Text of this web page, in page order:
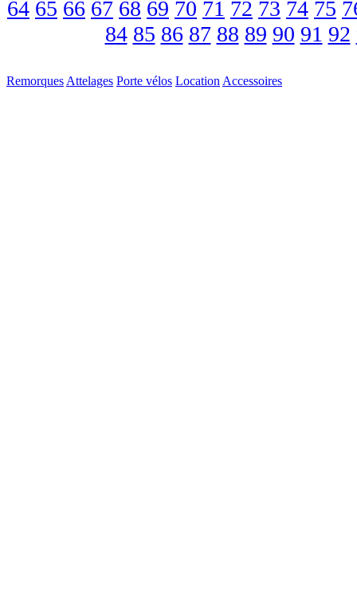
64 65 66 67 68 69 70 71 72 73 74 75
84 85 86 87 88 89 90 91 92
Remorques Attelages Porte vélos Location Accessoires